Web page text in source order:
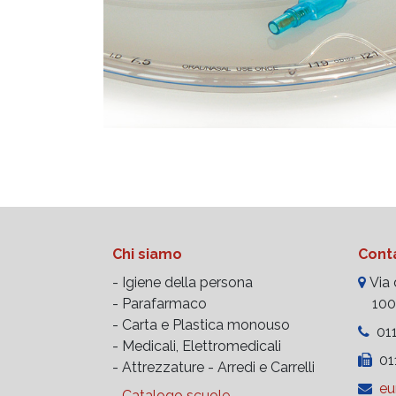
Chi siamo
- Igiene della persona
- Parafarmaco
- Carta e Plastica monouso
- Medicali, Elettromedicali
- Attrezzature - Arredi e Carrelli
Via